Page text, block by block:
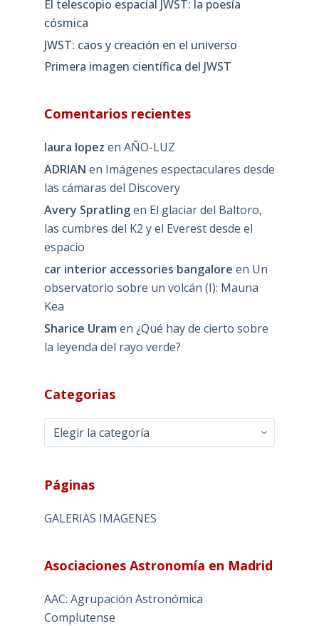
El telescopio espacial JWST: la poesía
cósmica
JWST: caos y creación en el universo
Primera imagen científica del JWST
Comentarios recientes
laura lopez en AÑO-LUZ
ADRIAN en Imágenes espectaculares desde
las cámaras del Discovery
Avery Spratlingen El glaciar del Baltoro,
las cumbres del K2 y el Everest desde el
espacio
car interior accessories bangalore en Un
observatorio sobre un volcán (I): Mauna
Kea
Sharice Uram en ¿Qué hay de cierto sobre
la leyenda del rayo verde?
Categorias
Categorias
Páginas
GALERIAS IMAGENES
Asociaciones Astronomía en Madrid
AAC: Agrupación Astronómica
Complutense